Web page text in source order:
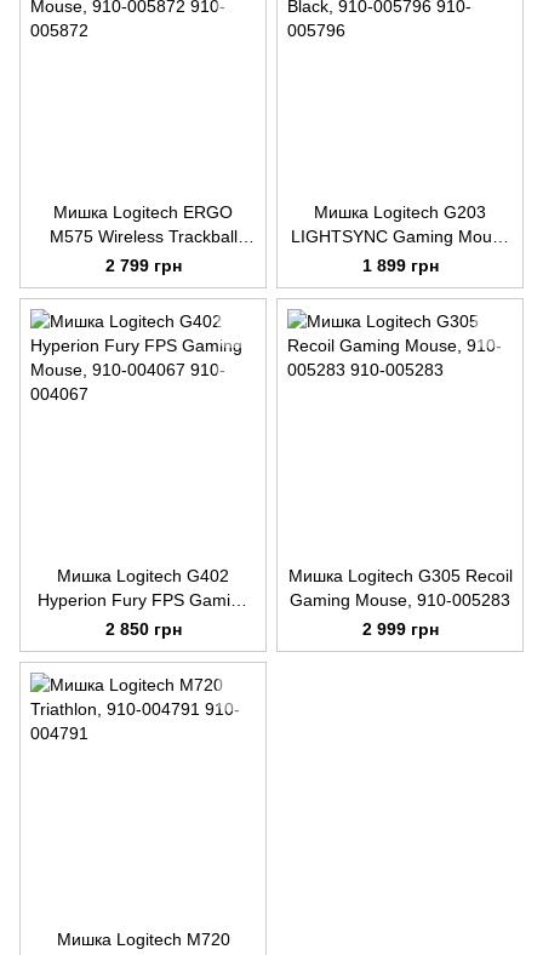
Мишка Logitech ERGO
M575 Wireless Trackball
Mouse, 910-005872
2 799 грн
Мишка Logitech G203
LIGHTSYNC Gaming Mouse
Black, 910-005796
1 899 грн
Мишка Logitech G402
Hyperion Fury FPS Gaming
Mouse, 910-004067
2 850 грн
Мишка Logitech G305 Recoil
Gaming Mouse, 910-005283
2 999 грн
Мишка Logitech M720